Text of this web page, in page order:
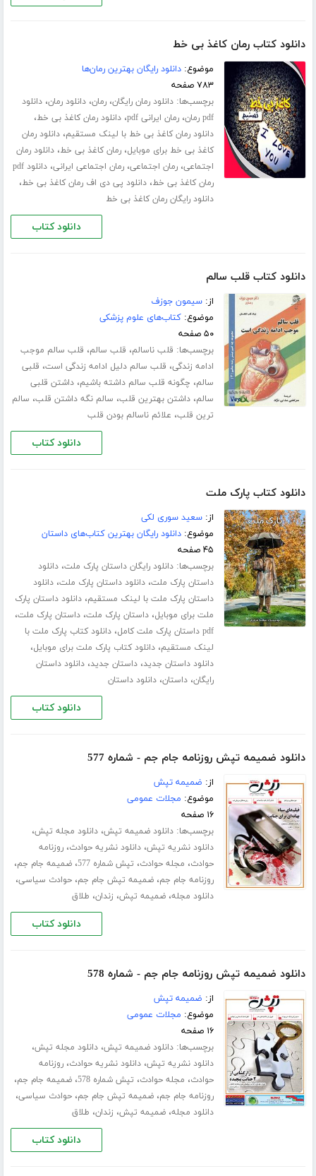
دانلود کتاب رمان کاغذ بی خط
موضوع:دانلود رایگان بهترین رمان‌ها
۷۸۳ صفحه
برچسب‌ها:دانلود رمان رایگان،رمان،دانلود رمان،دانلود
pdf رمان
،رمان ایرانی pdf ،دانلود رمان کاغذ بی خط،
دانلود رمان کاغذ بی خط با لینک مستقیم،دانلود رمان
کاغذ بی خط برای موبایل،رمان کاغذ بی خط،دانلود رمان
اجتماعی،رمان اجتماعی،رمان اجتماعی ایرانی،
دانلود pdf
رمان کاغذ بی خط،دانلود پی دی اف رمان کاغذ بی خط،
دانلود رایگان رمان کاغذ بی خط
دانلود کتاب
دانلود کتاب قلب سالم
از:سیمون جوزف
موضوع:کتاب‌های علوم پزشکی
۵۰ صفحه
برچسب‌ها: قلب ناسالم، قلب سالم، قلب سالم موجب
ادامه زندگی، قلب سالم دلیل ادامه زندگی است، قلبی
سالم، چگونه قلب سالم داشته باشیم،داشتن قلبی
سالم،داشتن بهترین قلب، سالم نگه داشتن قلب، سالم
ترین قلب، علائم ناسالم بودن قلب
دانلود کتاب
دانلود کتاب پارک ملت
از:سعید سوری لکی
موضوع:دانلود رایگان بهترین کتاب‌های داستان
۴۵ صفحه
برچسب‌ها:دانلود رایگان داستان پارک ملت،دانلود
داستان پارک ملت،دانلود داستان پارک ملت،دانلود
داستان پارک ملت با لینک مستقیم،دانلود داستان پارک
ملت برای موبایل،داستان پارک ملت،داستان پارک ملت،
pdf داستان پارک ملت کامل ،دانلود کتاب پارک ملت با
لینک مستقیم،دانلود کتاب پارک ملت برای موبایل،
دانلود داستان جدید،داستان جدید،دانلود داستان
رایگان،داستان،دانلود داستان
دانلود کتاب
دانلود ضمیمه تپش روزنامه جام جم - شماره 577
از: ضمیمه تپش
موضوع: مجلات عمومی
۱۶ صفحه
برچسب‌ها:دانلود ضمیمه تپش،دانلود مجله تپش،
دانلود نشریه تپش،دانلود نشریه حوادث،روزنامه
حوادث، مجله حوادث، تپش شماره 577 ،ضمیمه جام جم،
روزنامه جام جم،ضمیمه تپش جام جم،حوادث سیاسی،
دانلود مجله،ضمیمه تپش، زندان، طلاق
دانلود کتاب
دانلود ضمیمه تپش روزنامه جام جم - شماره 578
از: ضمیمه تپش
موضوع: مجلات عمومی
۱۶ صفحه
برچسب‌ها:دانلود ضمیمه تپش،دانلود مجله تپش،
دانلود نشریه تپش،دانلود نشریه حوادث،روزنامه
حوادث، مجله حوادث، تپش شماره 578 ،ضمیمه جام جم،
روزنامه جام جم،ضمیمه تپش جام جم،حوادث سیاسی،
دانلود مجله،ضمیمه تپش، زندان، طلاق
دانلود کتاب